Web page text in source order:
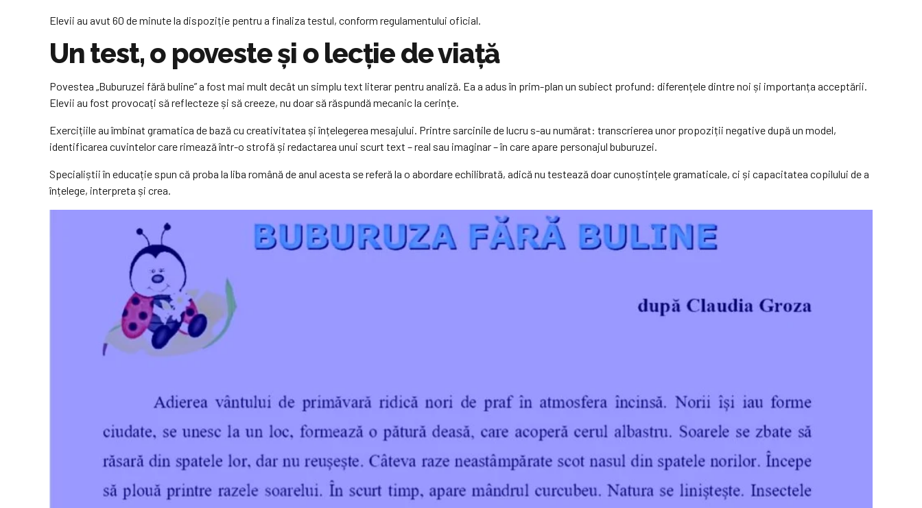
Elevii au avut 60 de minute la dispoziție pentru a finaliza testul, conform regulamentului oficial.
Un test, o poveste și o lecție de viață
Povestea „Buburuzei fără buline” a fost mai mult decât un simplu text literar pentru analiză. Ea a adus în prim-plan un subiect profund: diferențele dintre noi și importanța acceptării.
Elevii au fost provocați să reflecteze și să creeze, nu doar să răspundă mecanic la cerințe.
Exercițiile au îmbinat gramatica de bază cu creativitatea și înțelegerea mesajului. Printre sarcinile de lucru s-au numărat: transcrierea unor propoziții negative după un model,
identificarea cuvintelor care rimează într-o strofă și redactarea unui scurt text – real sau imaginar – în care apare personajul buburuzei.
Specialiștii în educație spun că proba la liba română de anul acesta se referă la o abordare echilibrată, adică nu testează doar cunoștințele gramaticale, ci și capacitatea copilului de a
înțelege, interpreta și crea.